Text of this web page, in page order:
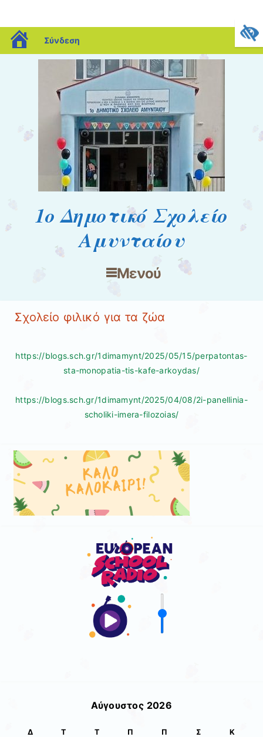
blogs.sch.gr
Σύνδεση
1o Δημοτικό Σχολείο
Αμυνταίου
Μενού
Σχολείο φιλικό για τα ζώα
https://blogs.sch.gr/1dimamynt/2025/05/15/perpatontas-
sta-monopatia-tis-kafe-arkoydas/
https://blogs.sch.gr/1dimamynt/2025/04/08/2i-panellinia-
scholiki-imera-filozoias/
Αύγουστος 2026
Δ Τ Τ Π Π Σ Κ